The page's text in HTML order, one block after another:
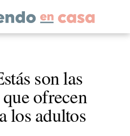
son las
ofrecen
los adultos